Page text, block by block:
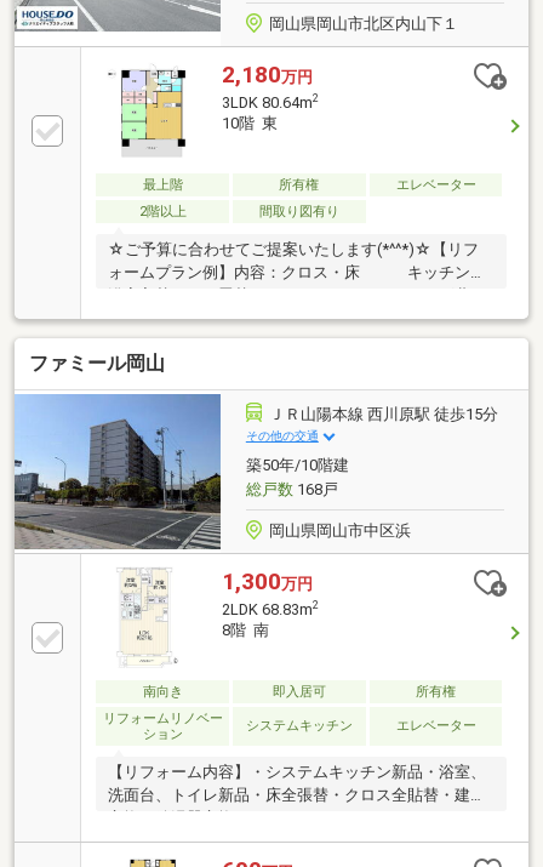
岡山県岡山市北区内山下１
2,180万円
3LDK 80.64m2
10階 東
最上階 所有権
エレベーター
2階以上
間取り図有り
☆ご予算に合わせてご提案いたします(*^^*)☆【リフ
ォームプラン例】内容：クロス・床 キッチン・
浴室入替 畳替え ハウスクリーニング費
用：２９０万円～【おすすめポイント】・中央小学校
まで徒歩約19分。 通学にも安心(^^)・ 岡山芸術創造
劇場ハレノワ、シンフォニーホール シネマ・クレー
ルなど芸術鑑賞を満喫♪・表町商店街、オランダ通り
をお散歩♪・中央小・中央中エリア【周辺環境】・ク
レド岡山：徒歩9分・セブンイレブン岡山内山下1丁目
店：徒歩2分・定食屋さん 『TOMO』まで徒歩１分ご
内見のご予約やご質問などお気軽にお問合せください
ませ。
ファミール岡山
ＪＲ山陽本線 西川原駅 徒歩15分
その他の交通
築50年/10階建
総戸数168戸
岡山県岡山市中区浜
1,300万円
2LDK 68.83m2
8階 南
南向き 即入居可
所有権
リフォームリノベー
ション
システムキッチン エレベーター
【リフォーム内容】・システムキッチン新品・浴室、
洗面台、トイレ新品・床全張替・クロス全貼替・建具
交換・給湯器交換